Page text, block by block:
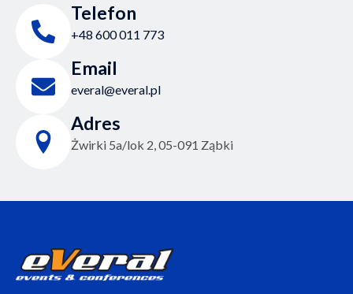
Telefon
+48 600 011 773
Email
everal@everal.pl
Adres
Żwirki 5a/lok 2, 05-091 Ząbki